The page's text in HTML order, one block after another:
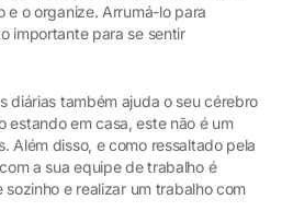
e o organize. Arrumá-lo para
importante para se sentir
diárias também ajuda o seu cérebro
estando em casa, este não é um
Além disso, e como ressaltado pela
a sua equipe de trabalho é
sozinho e realizar um trabalho com